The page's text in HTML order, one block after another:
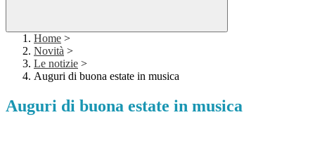
Home >
Novità >
Le notizie >
Auguri di buona estate in musica
Auguri di buona estate in musica